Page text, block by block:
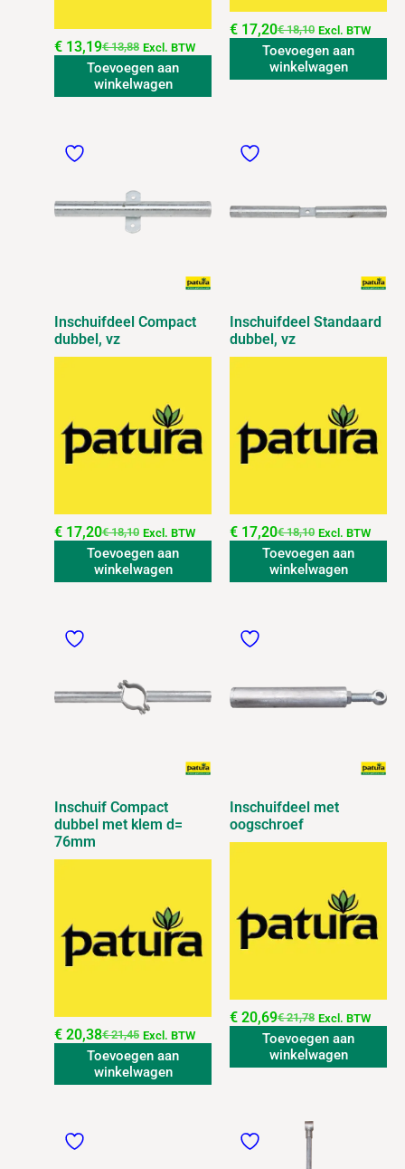
€13,88
€ 13,19 Excl. BTW
Toevoegen aan
winkelwagen
€18,10
€ 17,20 Excl. BTW
Toevoegen aan
winkelwagen
Inschuifdeel Compact
dubbel, vz
€18,10
€ 17,20 Excl. BTW
Toevoegen aan
winkelwagen
Inschuifdeel Standaard
dubbel, vz
€18,10
€ 17,20 Excl. BTW
Toevoegen aan
winkelwagen
Inschuif Compact
dubbel met klem d=
76mm
€21,45
€ 20,38 Excl. BTW
Toevoegen aan
winkelwagen
Inschuifdeel met
oogschroef
€21,78
€ 20,69 Excl. BTW
Toevoegen aan
winkelwagen